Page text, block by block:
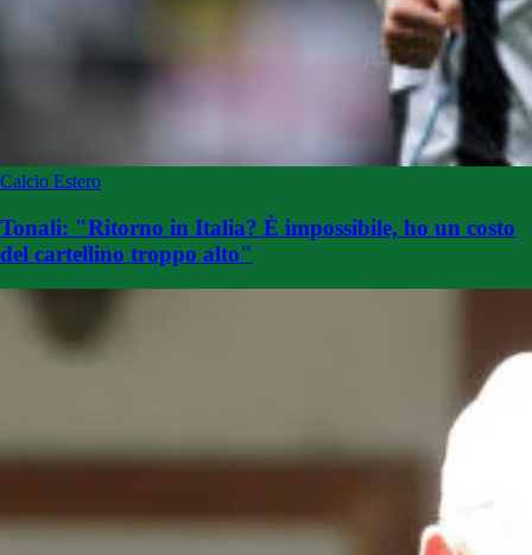
Calcio Estero
Tonali: "Ritorno in Italia? È impossibile, ho un costo
del cartellino troppo alto"